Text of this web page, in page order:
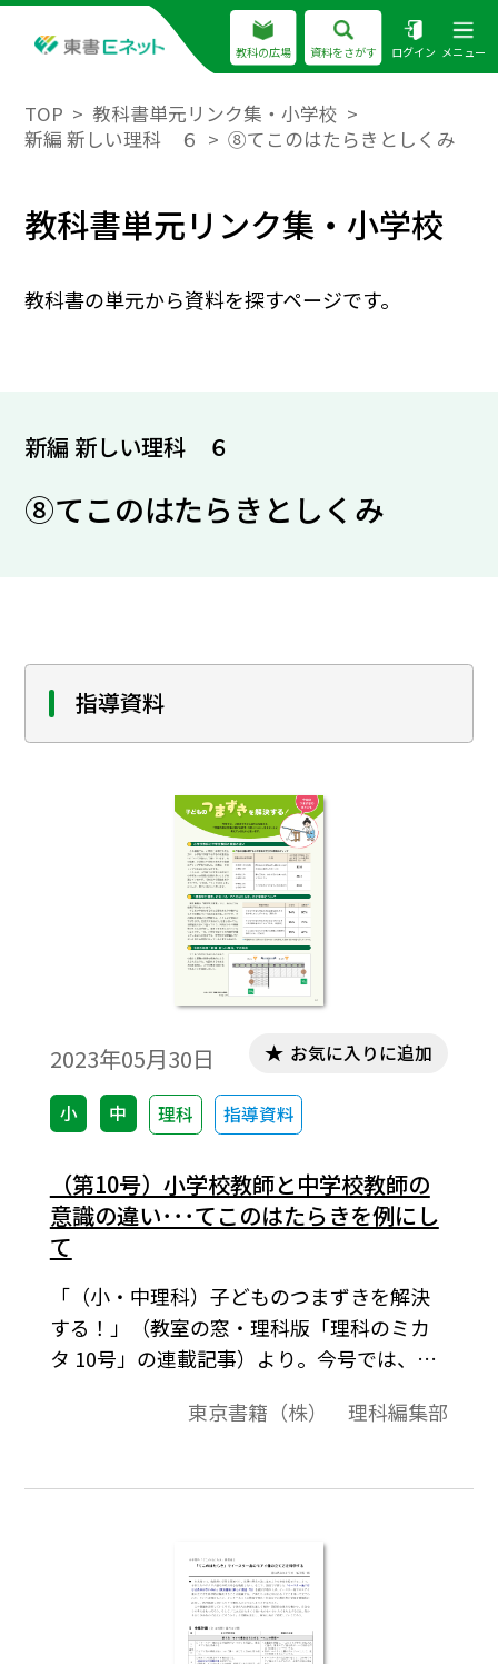
教科の広場 資料をさがす ログイン メニュー
TOP
教科書単元リンク集・小学校
新編 新しい理科 ６
⑧てこのはたらきとしくみ
教科書単元リンク集・小学校
教科書の単元から資料を探すページです。
新編 新しい理科 ６
⑧てこのはたらきとしくみ
指導資料
2023年05月30日
小 中 理科 指導資料
お気に入りに追加
（第10号）小学校教師と中学校教師の
意識の違い･･･てこのはたらきを例にし
て
「（小・中理科）子どものつまずきを解決
する！」（教室の窓・理科版「理科のミカ
タ 10号」の連載記事）より。今号では、こ
の定着に関する調査・分析（2014 年）」を
東京書籍（株） 理科編集部